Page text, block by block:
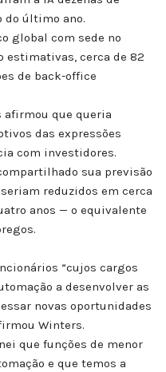
do último ano.
global com sede no
estimativas, cerca de 82
de back-office
afirmou que queria
das expressões
com investidores.
sua previsão
reduzidos em cerca
anos — o equivalente
“cujos cargos
a desenvolver as
novas oportunidades
Winters.
que funções de menor
e que temos a